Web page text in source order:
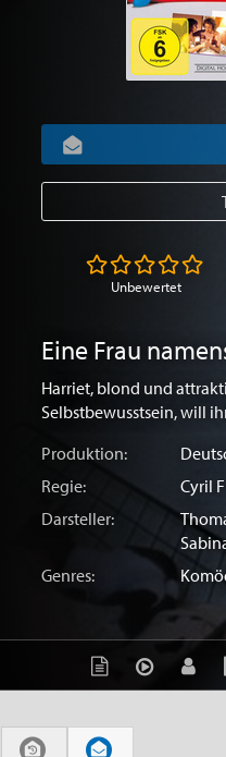
Eine Frau
Harriet, blond und
Selbstbewusstsein, will
Produktion:
Regie:
Cyril
Darsteller:
Genres:
Unbewertet